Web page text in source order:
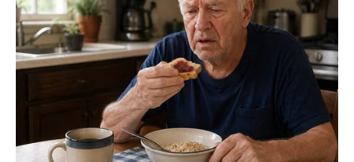
Nakon Milana, Rada je uplovila u novu romansu sa
Momirem Gajićem , košarkaškim menadžerom. Sama je
priznala da je upravo on bio razlog zbog kog se udaljila
od Milana. Ipak, ni ta veza nije dugo potrajala, iako je
ostavila snažan trag u njenom emotivnom životu.
Potom je usledila romansa sa pevačemHarisom
Berkovićem, koja je, bar na početku, delovala